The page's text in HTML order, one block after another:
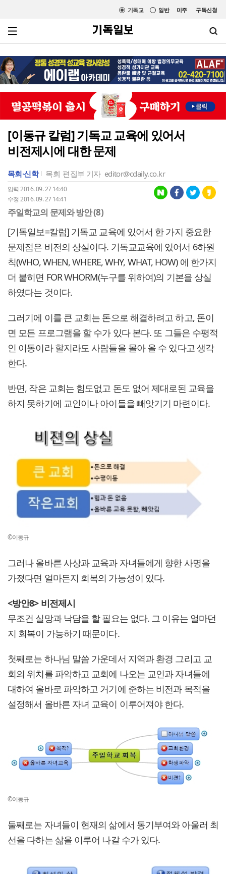
미주 구독신청
일반
기독교
[이동규 칼럼] 기독교 교육에 있어서
비전제시에 대한 문제
목회·신학 목회 편집부 기자 editor@cdaily.co.kr
입력 2016. 09. 27 14:40
수정 2016. 09. 27 14:41
주일학교의 문제와 방안 (8)
[기독일보=칼럼] 기독교 교육에 있어서 한 가지 중요한
문제점은 비전의 상실이다. 기독교교육에 있어서 6하원
칙(WHO, WHEN, WHERE, WHY, WHAT, HOW) 에 한가지
더 붙히면 FOR WHORM(누구를 위하여)의 기본을 상실
하였다는 것이다.
그러기에 이를 큰 교회는 돈으로 해결하려고 하고, 돈이
면 모든 프로그램을 할 수가 있다 본다. 또 그들은 수평적
인 이동이라 할지라도 사람들을 몰아 올 수 있다고 생각
한다.
반면, 작은 교회는 힘도없고 돈도 없어 제대로된 교육을
하지 못하기에 교인이나 아이들을 빼앗기기 마련이다.
©이동규
그러나 올바른 사상과 교육과 자녀들에게 향한 사명을
가졌다면 얼마든지 회복의 가능성이 있다.
<방안8> 비전제시
무조건 실망과 낙담을 할 필요는 없다. 그 이유는 얼마던
지 회복이 가능하기 때문이다.
첫째로는 하나님 말씀 가운데서 지역과 환경 그리고 교
회의 위치를 파악하고 교회에 나오는 교인과 자녀들에
대하여 올바로 파악하고 거기에 준하는 비전과 목적을
설정해서 올바른 자녀 교육이 이루어져야 한다.
©이동규
둘째로는 자녀들이 현재의 삶에서 동기부여와 아울러 최
선을 다하는 삶을 이루어 나갈 수가 있다.